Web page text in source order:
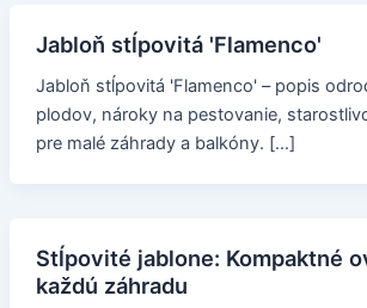
Jabloň stĺpovitá 'Flamenco'
Jabloň stĺpovitá 'Flamenco' – popis
plodov, nároky na pestovanie,
pre malé záhrady a balkóny. […]
Stĺpovité jablone: Kompaktné
každú záhradu